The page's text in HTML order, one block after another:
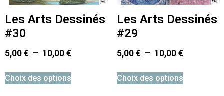
Les Arts Dessinés
#30
5,00€ – 10,00€
Choix des options
Les Arts Dessinés
#29
5,00€ – 10,00€
Choix des options